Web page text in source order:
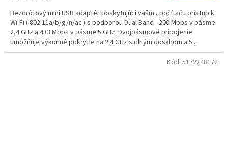
Bezdrôtový mini USB adaptér poskytujúci vášmu počítaču prístup k
Wi-Fi ( 802.11a/b/g/n/ac ) s podporou Dual Band - 200 Mbps v pásme
2,4 GHz a 433 Mbps v pásme 5 GHz. Dvojpásmové pripojenie
umožňuje výkonné pokrytie na 2.4 GHz s dlhým dosahom a 5...
Kód: 5172248172